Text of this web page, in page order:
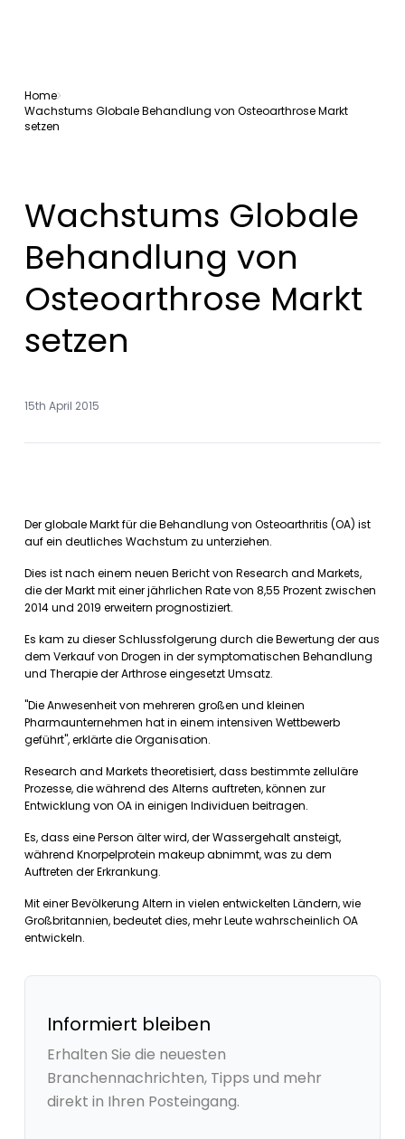
Home
Wachstums Globale Behandlung von Osteoarthrose Markt
setzen
Wachstums Globale
Behandlung von
Osteoarthrose Markt
setzen
15th April 2015
Der globale Markt für die Behandlung von Osteoarthritis (OA) ist
auf ein deutliches Wachstum zu unterziehen.
Dies ist nach einem neuen Bericht von Research and Markets,
die der Markt mit einer jährlichen Rate von 8,55 Prozent zwischen
2014 und 2019 erweitern prognostiziert.
Es kam zu dieser Schlussfolgerung durch die Bewertung der aus
dem Verkauf von Drogen in der symptomatischen Behandlung
und Therapie der Arthrose eingesetzt Umsatz.
"Die Anwesenheit von mehreren großen und kleinen
Pharmaunternehmen hat in einem intensiven Wettbewerb
geführt", erklärte die Organisation.
Research and Markets theoretisiert, dass bestimmte zelluläre
Prozesse, die während des Alterns auftreten, können zur
Entwicklung von OA in einigen Individuen beitragen.
Es, dass eine Person älter wird, der Wassergehalt ansteigt,
während Knorpelprotein makeup abnimmt, was zu dem
Auftreten der Erkrankung.
Mit einer Bevölkerung Altern in vielen entwickelten Ländern, wie
Großbritannien, bedeutet dies, mehr Leute wahrscheinlich OA
entwickeln.
Informiert bleiben
Erhalten Sie die neuesten
Branchennachrichten, Tipps und mehr
direkt in Ihren Posteingang.